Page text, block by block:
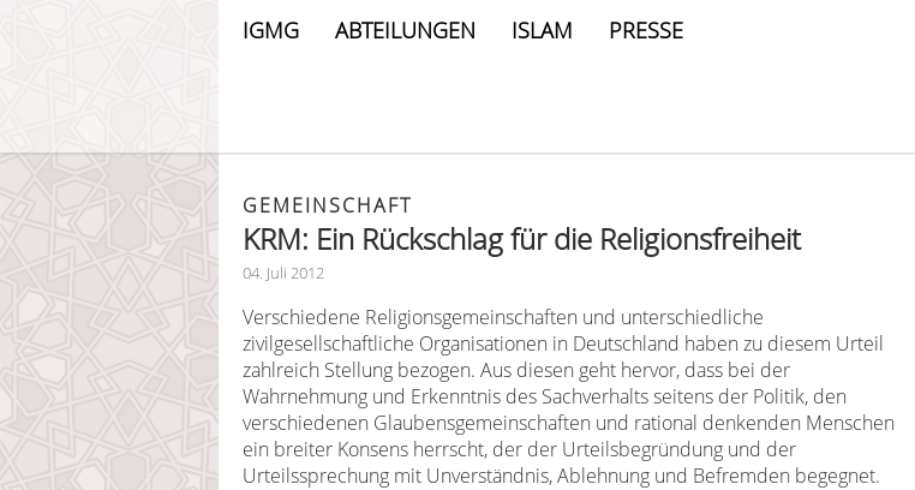
IGMG ABTEILUNGEN ISLAM PRESSE
GEMEINSCHAFT
KRM: Ein Rückschlag für die Religionsfreiheit
04. Juli 2012
Verschiedene Religionsgemeinschaften und unterschiedliche
zivilgesellschaftliche Organisationen in Deutschland haben zu diesem Urteil
zahlreich Stellung bezogen. Aus diesen geht hervor, dass bei der
Wahrnehmung und Erkenntnis des Sachverhalts seitens der Politik, den
verschiedenen Glaubensgemeinschaften und rational denkenden Menschen
ein breiter Konsens herrscht, der der Urteilsbegründung und der
Urteilssprechung mit Unverständnis, Ablehnung und Befremden begegnet.